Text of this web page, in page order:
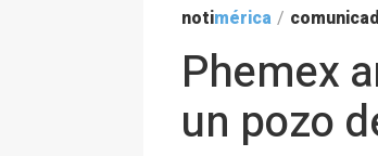
notimérica /
Phemex
un pozo